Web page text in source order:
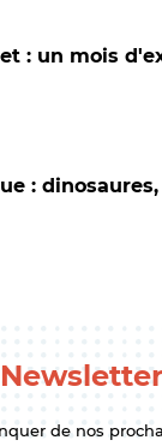
: un mois
:
Newsletter
de nos